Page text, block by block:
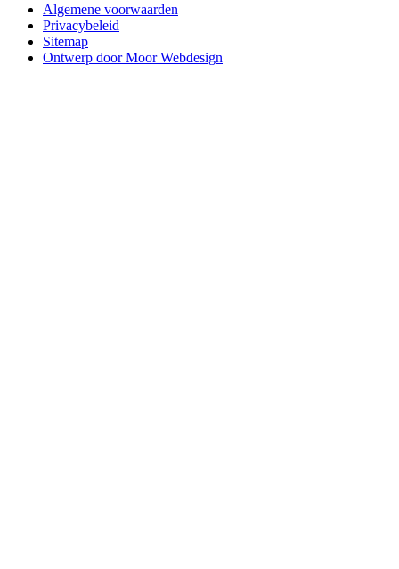
Algemene voorwaarden
Privacybeleid
Sitemap
Ontwerp door Moor Webdesign